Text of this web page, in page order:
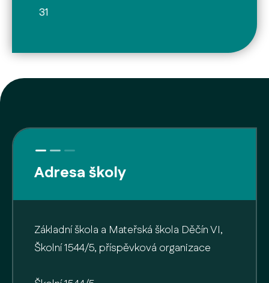
31
Adresa školy
Základní škola a Mateřská škola Děčín VI,
Školní 1544/5, příspěvková organizace